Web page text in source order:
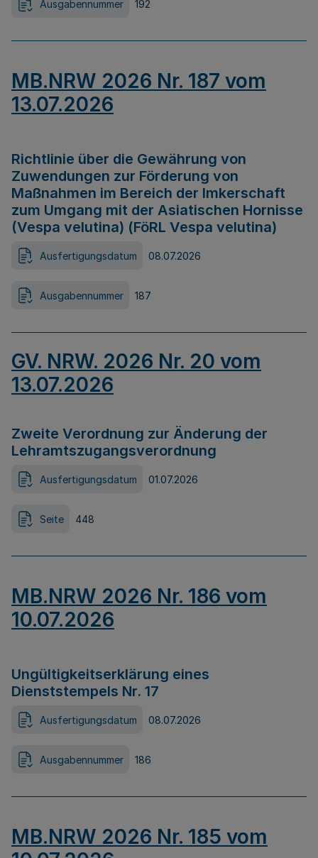
Ausgabennummer 192
MB.NRW 2026 Nr. 187 vom
13.07.2026
Richtlinie über die Gewährung von
Zuwendungen zur Förderung von
Maßnahmen im Bereich der Imkerschaft
zum Umgang mit der Asiatischen Hornisse
(Vespa velutina) (FöRL Vespa velutina)
Ausfertigungsdatum 08.07.2026
Ausgabennummer 187
GV. NRW. 2026 Nr. 20 vom
13.07.2026
Zweite Verordnung zur Änderung der
Lehramtszugangsverordnung
Ausfertigungsdatum 01.07.2026
Seite 448
MB.NRW 2026 Nr. 186 vom
10.07.2026
Ungültigkeitserklärung eines
Dienststempels Nr. 17
Ausfertigungsdatum 08.07.2026
Ausgabennummer 186
MB.NRW 2026 Nr. 185 vom